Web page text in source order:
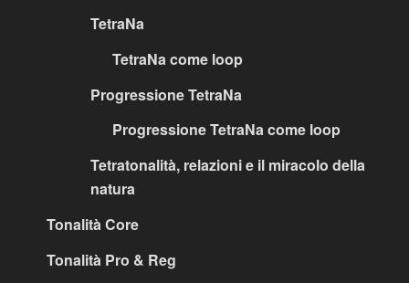
TetraNa
TetraNa come loop
Progressione TetraNa
Progressione TetraNa come loop
Tetratonalità, relazioni e il miracolo della
natura
Tonalità Core
Tonalità Pro & Reg